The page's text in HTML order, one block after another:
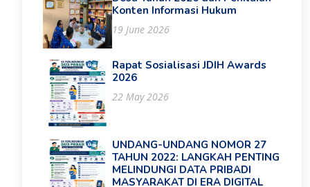
Konten Informasi Hukum
19 June 2026
Rapat Sosialisasi JDIH Awards
2026
22 May 2026
UNDANG-UNDANG NOMOR 27
TAHUN 2022: LANGKAH PENTING
MELINDUNGI DATA PRIBADI
MASYARAKAT DI ERA DIGITAL